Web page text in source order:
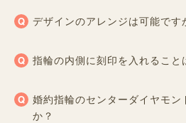
デザインのアレンジは可能です
指輪の内側に刻印を入れること
婚約指輪のセンターダイヤモン
か？